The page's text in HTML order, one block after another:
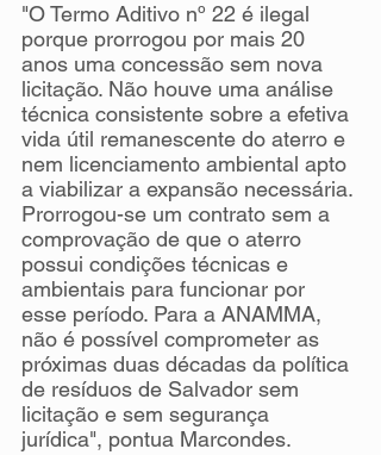
"O Termo Aditivo nº 22 é ilegal
porque prorrogou por mais 20
anos uma concessão sem nova
licitação. Não houve uma análise
técnica consistente sobre a efetiva
vida útil remanescente do aterro e
nem licenciamento ambiental apto
a viabilizar a expansão necessária.
Prorrogou-se um contrato sem a
comprovação de que o aterro
possui condições técnicas e
ambientais para funcionar por
esse período. Para a ANAMMA,
não é possível comprometer as
próximas duas décadas da política
de resíduos de Salvador sem
licitação e sem segurança
jurídica", pontua Marcondes.